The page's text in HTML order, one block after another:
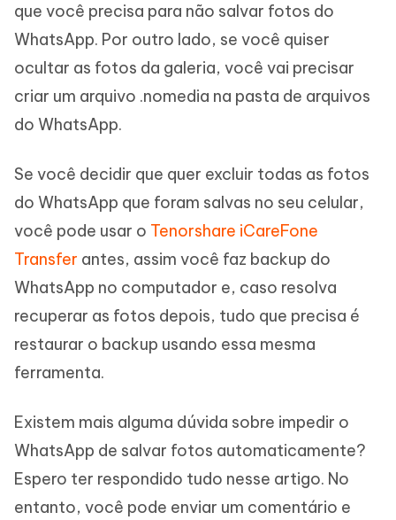
que você precisa para não salvar fotos do
WhatsApp. Por outro lado, se você quiser
ocultar as fotos da galeria, você vai precisar
criar um arquivo .nomedia na pasta de arquivos
do WhatsApp.
Se você decidir que quer excluir todas as fotos
do WhatsApp que foram salvas no seu celular,
você pode usar o Tenorshare iCareFone
Transfer antes, assim você faz backup do
WhatsApp no computador e, caso resolva
recuperar as fotos depois, tudo que precisa é
restaurar o backup usando essa mesma
ferramenta.
Existem mais alguma dúvida sobre impedir o
WhatsApp de salvar fotos automaticamente?
Espero ter respondido tudo nesse artigo. No
entanto, você pode enviar um comentário e